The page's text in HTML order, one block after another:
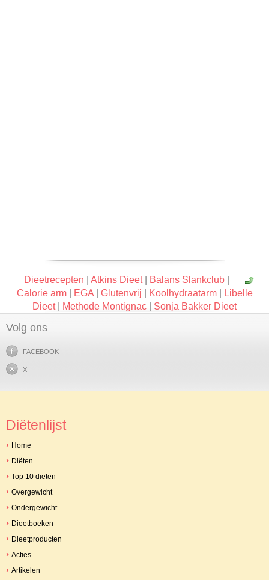
Dieetrecepten Atkins Dieet| Balans Slankclub
Calorie arm| EGA| Glutenvrij Koolhydraatarm|
Libelle
Dieet| Methode Montignac Sonja Bakker Dieet
Volg ons
FACEBOOK
X
Diëtenlijst
Home
Diëten
Top 10 diëten
Overgewicht
Ondergewicht
Dieetboeken
Dieetproducten
Acties
Artikelen